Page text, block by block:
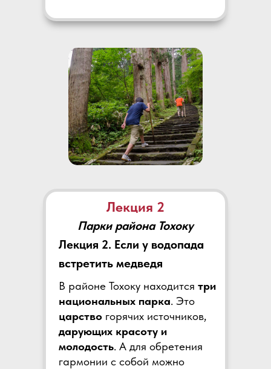
Парки района Тохоку
В районе Тохоку находится три
национальных парка. Это
царство горячих источников,
дарующих красоту и
молодость. А для обретения
гармонии с собой можно
Лекция 2
Лекция 2. Если у водопада
встретить медведя